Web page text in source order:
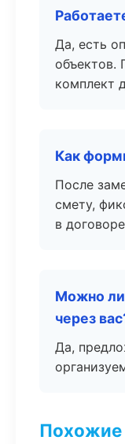
Да, есть
объектов.
комплект
Как
После
смету,
в
Можно ли
через
Да,
Похожие